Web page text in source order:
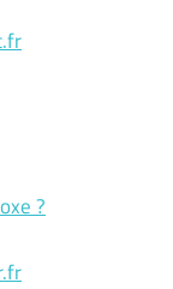
?